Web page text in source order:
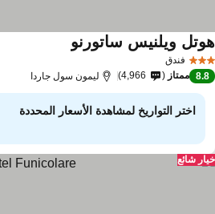
فندق
ويلنيس ساتورنومشاهدة الأسعار
8.8 ممتاز 4,966 ليمون سول جاردا
اختر التواريخ لمشاهدة الأسعار المحددة
شائع